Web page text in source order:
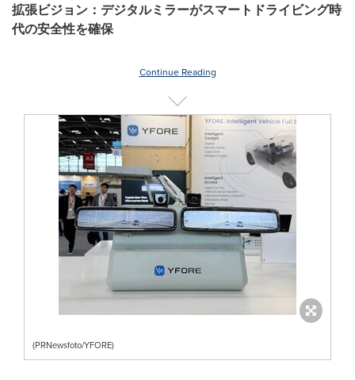
拡張ビジョン：デジタルミラーがスマートドライビング時
代の安全性を確保
Continue Reading
(PRNewsfoto/YFORE)